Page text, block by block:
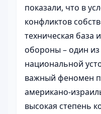
показали, что в
конфликтов
техническая база
обороны – один
национальной
важный феномен
американо-
высокая степень